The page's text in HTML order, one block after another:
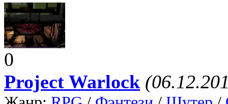
0
Project Warlock